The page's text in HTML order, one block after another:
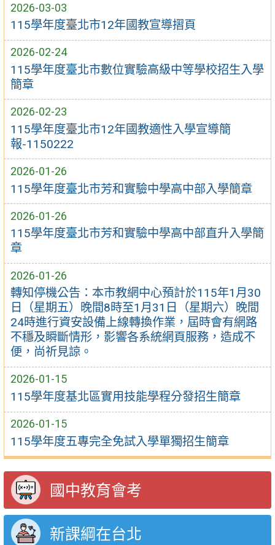
2026-03-03
115學年度臺北市12年國教宣導摺頁
2026-02-24
115學年度臺北市數位實驗高級中等學校招生入學
簡章
2026-02-23
115學年度臺北市12年國教適性入學宣導簡
報-1150222
2026-01-26
115學年度臺北市芳和實驗中學高中部入學簡章
2026-01-26
115學年度臺北市芳和實驗中學高中部直升入學簡
章
2026-01-26
轉知停機公告：本市教網中心預計於115年1月30
日（星期五）晚間8時至1月31日（星期六）晚間
24時進行資安設備上線轉換作業，屆時會有網路
不穩及瞬斷情形，影響各系統網頁服務，造成不
便，尚祈見諒。
2026-01-15
115學年度基北區實用技能學程分發招生簡章
2026-01-15
115學年度五專完全免試入學單獨招生簡章
國中教育會考
新課綱在台北